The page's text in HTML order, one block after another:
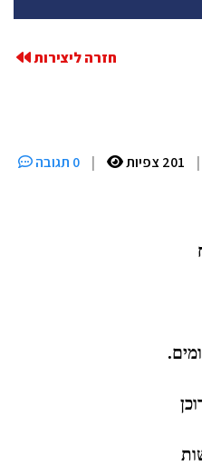
חזרה ליצירות
| 201 צפיות |
0 תגובה